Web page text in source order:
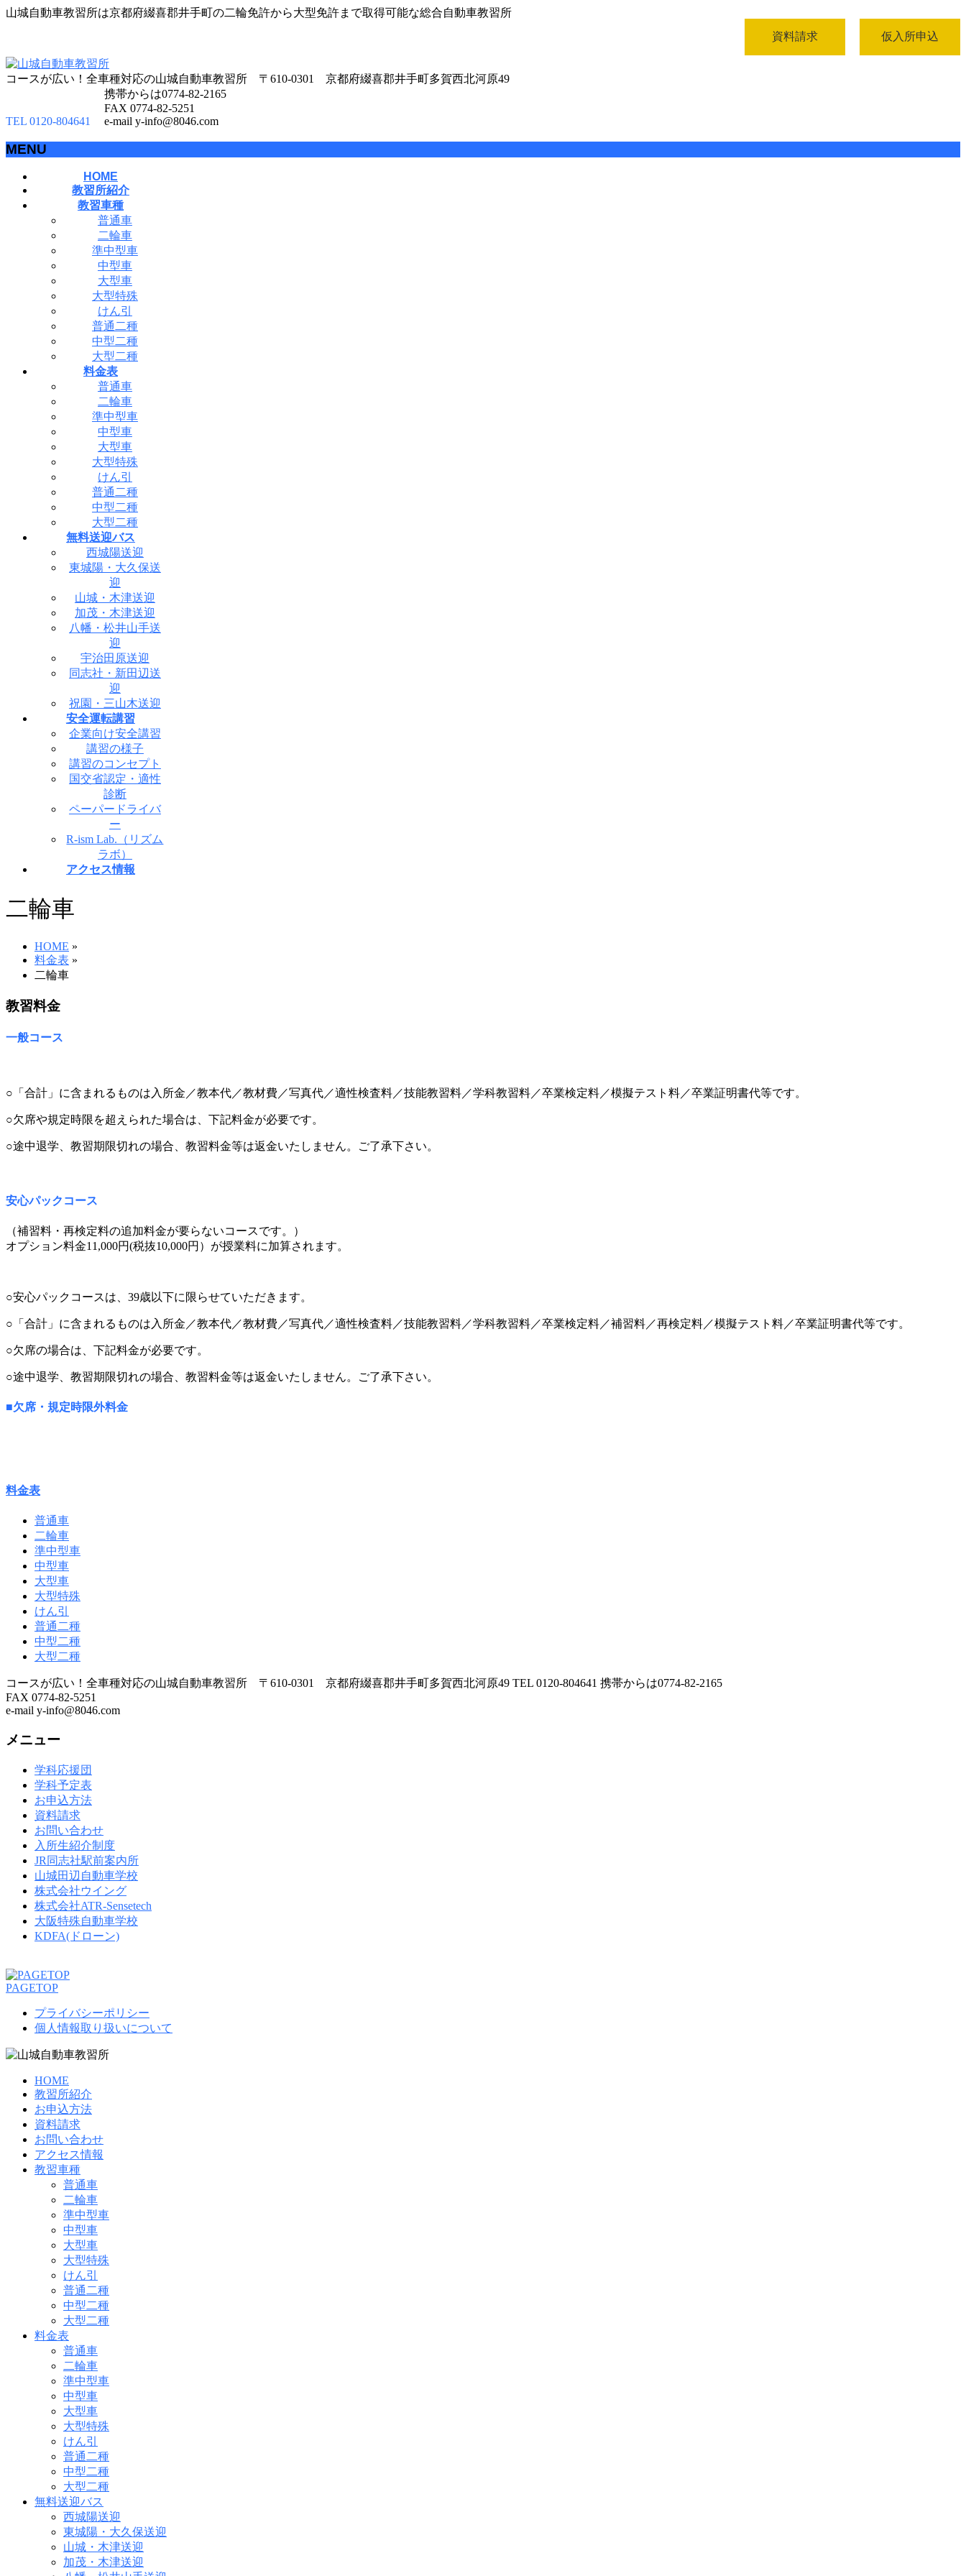
山城自動車教習所は京都府綴喜郡井手町の二輪免許から大型免許まで取得可能な総合自動車教習所
コースが広い！全車種対応の山城自動車教習所 〒610-0301 京都府綴喜郡井手町多賀西北河原49
TEL 0120-804641
携帯からは0774-82-2165
FAX 0774-82-5251
e-mail y-info@8046.com
資料請求 仮入所申込
MENU
HOME
教習所紹介
教習車種
普通車
二輪車
準中型車
中型車
大型車
大型特殊
けん引
普通二種
中型二種
大型二種
料金表
普通車
二輪車
準中型車
中型車
大型車
大型特殊
けん引
普通二種
中型二種
大型二種
無料送迎バス
西城陽送迎
東城陽・大久保送
迎
山城・木津送迎
加茂・木津送迎
八幡・松井山手送
迎
宇治田原送迎
同志社・新田辺送
迎
祝園・三山木送迎
安全運転講習
企業向け安全講習
講習の様子
講習のコンセプト
国交省認定・適性
診断
ペーパードライバ
ー
R-ism Lab.（リズム
ラボ）
アクセス情報
二輪車
HOME »
料金表 »
二輪車
教習料金
一般コース
○「合計」に含まれるものは入所金／教本代／教材費／写真代／適性検査料／技能教習料／学科教習料／卒業検定料／模擬テスト料／卒業証明書代等です。
○欠席や規定時限を超えられた場合は、下記料金が必要です。
○途中退学、教習期限切れの場合、教習料金等は返金いたしません。ご了承下さい。
安心パックコース
（補習料・再検定料の追加料金が要らないコースです。）
オプション料金11,000円(税抜10,000円）が授業料に加算されます。
○安心パックコースは、39歳以下に限らせていただきます。
○「合計」に含まれるものは入所金／教本代／教材費／写真代／適性検査料／技能教習料／学科教習料／卒業検定料／補習料／再検定料／模擬テスト料／卒業証明書代等です。
○欠席の場合は、下記料金が必要です。
○途中退学、教習期限切れの場合、教習料金等は返金いたしません。ご了承下さい。
■欠席・規定時限外料金
料金表
普通車
二輪車
準中型車
中型車
大型車
大型特殊
けん引
普通二種
中型二種
大型二種
コースが広い！全車種対応の山城自動車教習所 〒610-0301 京都府綴喜郡井手町多賀西北河原49 TEL 0120-804641 携帯からは0774-82-2165
FAX 0774-82-5251
e-mail y-info@8046.com
メニュー
学科応援団
学科予定表
お申込方法
資料請求
お問い合わせ
入所生紹介制度
JR同志社駅前案内所
山城田辺自動車学校
株式会社ウイング
株式会社ATR-Sensetech
大阪特殊自動車学校
KDFA(ドローン)
PAGETOP
プライバシーポリシー
個人情報取り扱いについて
HOME
教習所紹介
お申込方法
資料請求
お問い合わせ
アクセス情報
教習車種
普通車
二輪車
準中型車
中型車
大型車
大型特殊
けん引
普通二種
中型二種
大型二種
料金表
普通車
二輪車
準中型車
中型車
大型車
大型特殊
けん引
普通二種
中型二種
大型二種
無料送迎バス
西城陽送迎
東城陽・大久保送迎
山城・木津送迎
加茂・木津送迎